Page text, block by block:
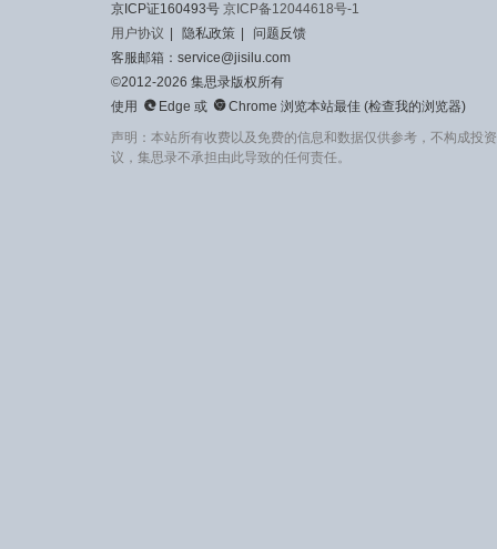
京ICP证160493号 京ICP备12044618号-1
用户协议 | 隐私政策 |
问题反馈
客服邮箱：service@jisilu.com
©2012-2026 集思录版权所有
使用  Edge 或 Chrome 浏览本站最佳 (检查我的浏览器)
声明：本站所有收费以及免费的信息和数据仅供参考，不构成投
议，集思录不承担由此导致的任何责任。